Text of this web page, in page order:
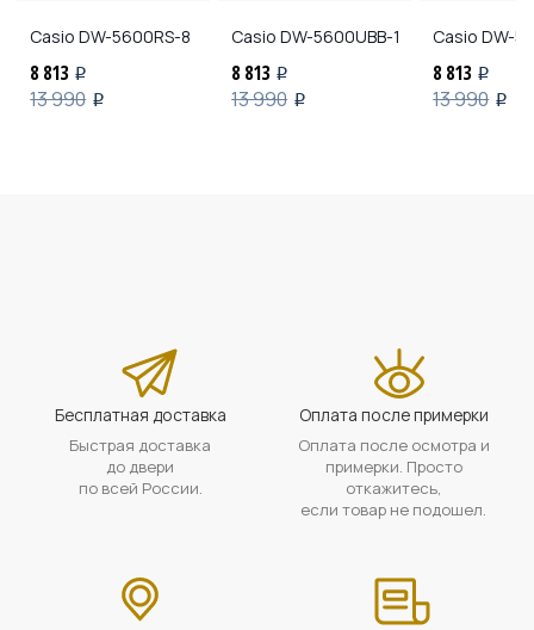
Casio DW-5600RS-8
8 813 i
13 990 i
Casio DW-5600UBB-1
8 813 i
13 990 i
Casio DW-
8 813 i
13 990 i
Бесплатная доставка
Быстрая доставка
до двери
по всей России.
Оплата после примерки
Оплата после осмотра и
примерки. Просто
откажитесь,
если товар не подошел.